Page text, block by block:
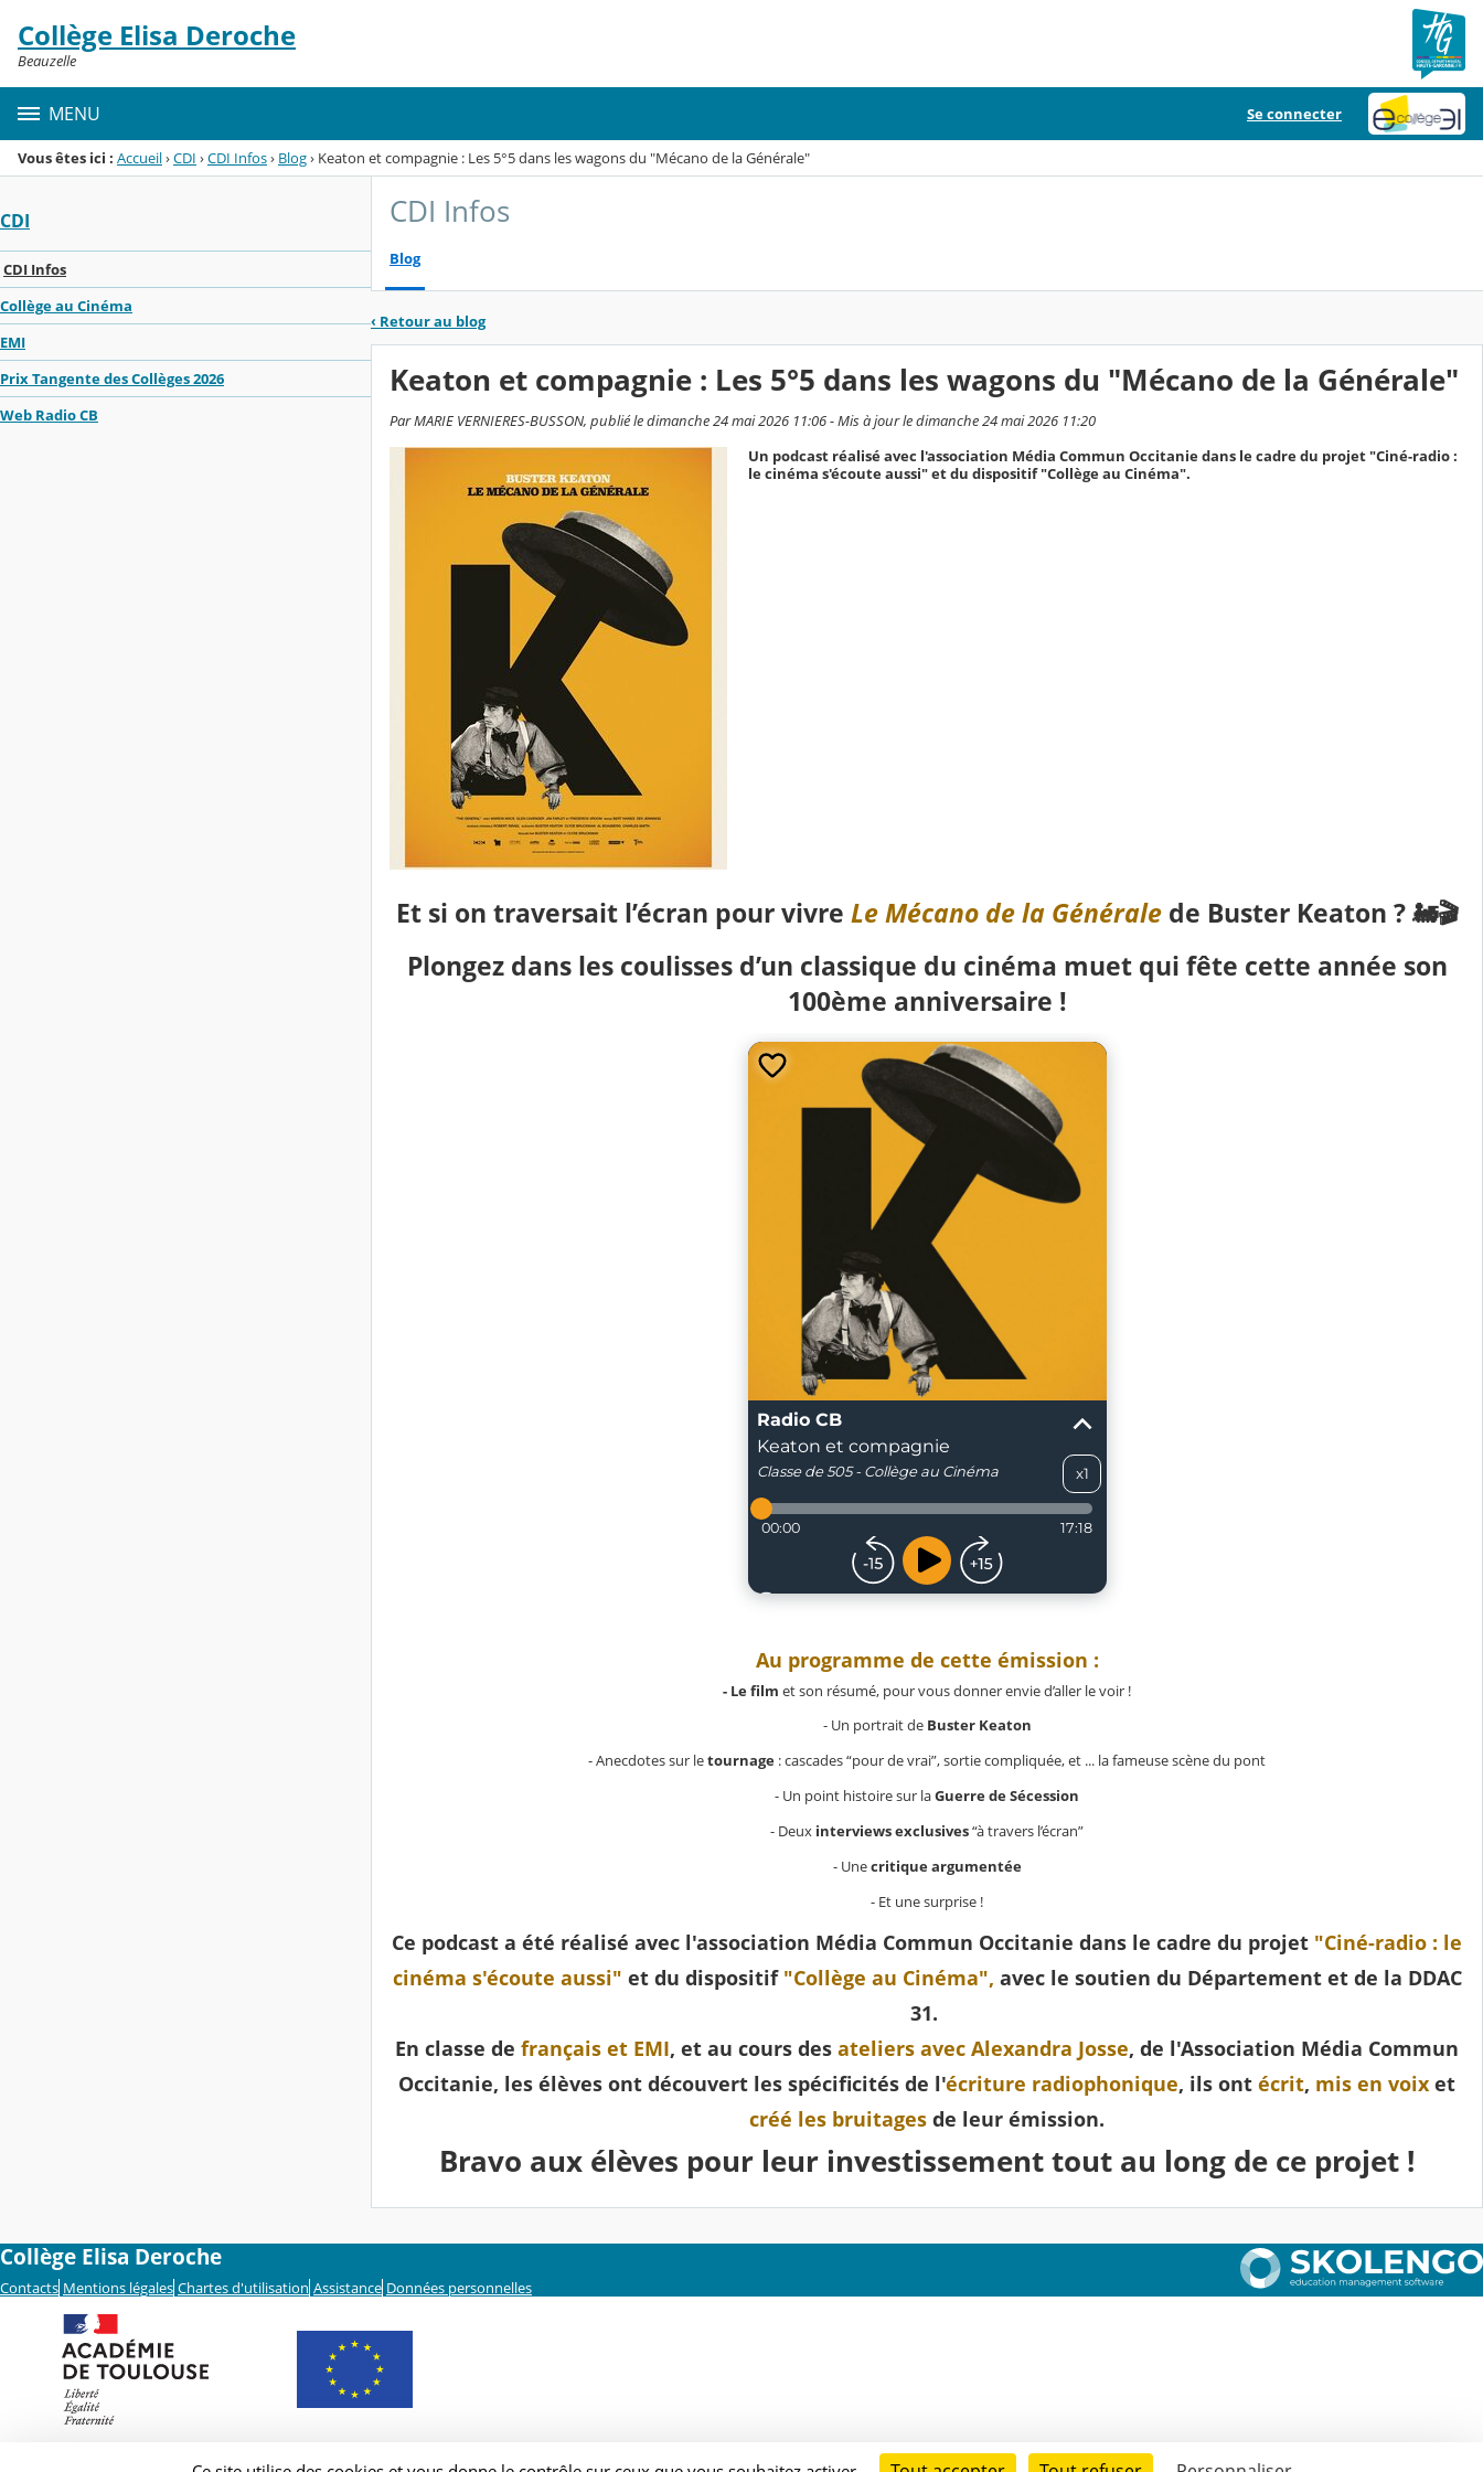
Menu de la rubrique
Contenu
Collège Elisa Deroche
Beauzelle
MENU Se connecter
Vous êtes ici : Accueil›CDI ›CDI Infos› Blog› Keaton et compagnie : Les 5°5 dans les wagons du "Mécano de la Générale"
CDI
CDI Infos
Collège au Cinéma
EMI
Prix Tangente des Collèges 2026
Web Radio CB
CDI Infos
Blog
‹ Retour au blog
Keaton et compagnie : Les 5°5 dans les wagons du "Mécano de la Générale"
Par MARIE VERNIERES-BUSSON, publié le dimanche 24 mai 2026 11:06 - Mis à jour le dimanche 24 mai 2026 11:20
Un podcast réalisé avec l'association Média Commun Occitanie dans le cadre du projet "Ciné-radio :
le cinéma s'écoute aussi" et du dispositif "Collège au Cinéma".
Et si on traversait l’écran pour vivre Le Mécano de la Généralede Buster Keaton ?🚂🎬
Plongez dans les coulisses d’un classique du cinéma muet qui fête cette année son
100ème anniversaire !
Au programme de cette émission :
- Le film et son résumé, pour vous donner envie d’aller le voir !
- Un portrait de Buster Keaton
- Anecdotes sur letournage : cascades “pour de vrai”, sortie compliquée, et ... la fameuse scène du pont
- Un point histoire sur laGuerre de Sécession
- Deux interviews exclusives“à travers l’écran”
- Unecritique argumentée
- Et une surprise !
Ce podcast a été réalisé avec l'association Média Commun Occitanie dans le cadre du projet "Ciné-radio : le
cinéma s'écoute aussi" et du dispositif "Collège au Cinéma", avec le soutien du Département et de la DDAC
31.
En classe de français et EMI, et au cours des ateliers avec Alexandra Josse, de l'Association Média Commun
Occitanie, les élèves ont découvert les spécificités de l'écriture radiophonique, ils ont écrit, mis en voix et
créé les bruitages de leur émission.
Bravo aux élèves pour leur investissement tout au long de ce projet !
Collège Elisa Deroche
Contacts Mentions légales Chartes d'utilisation Assistance Données personnelles